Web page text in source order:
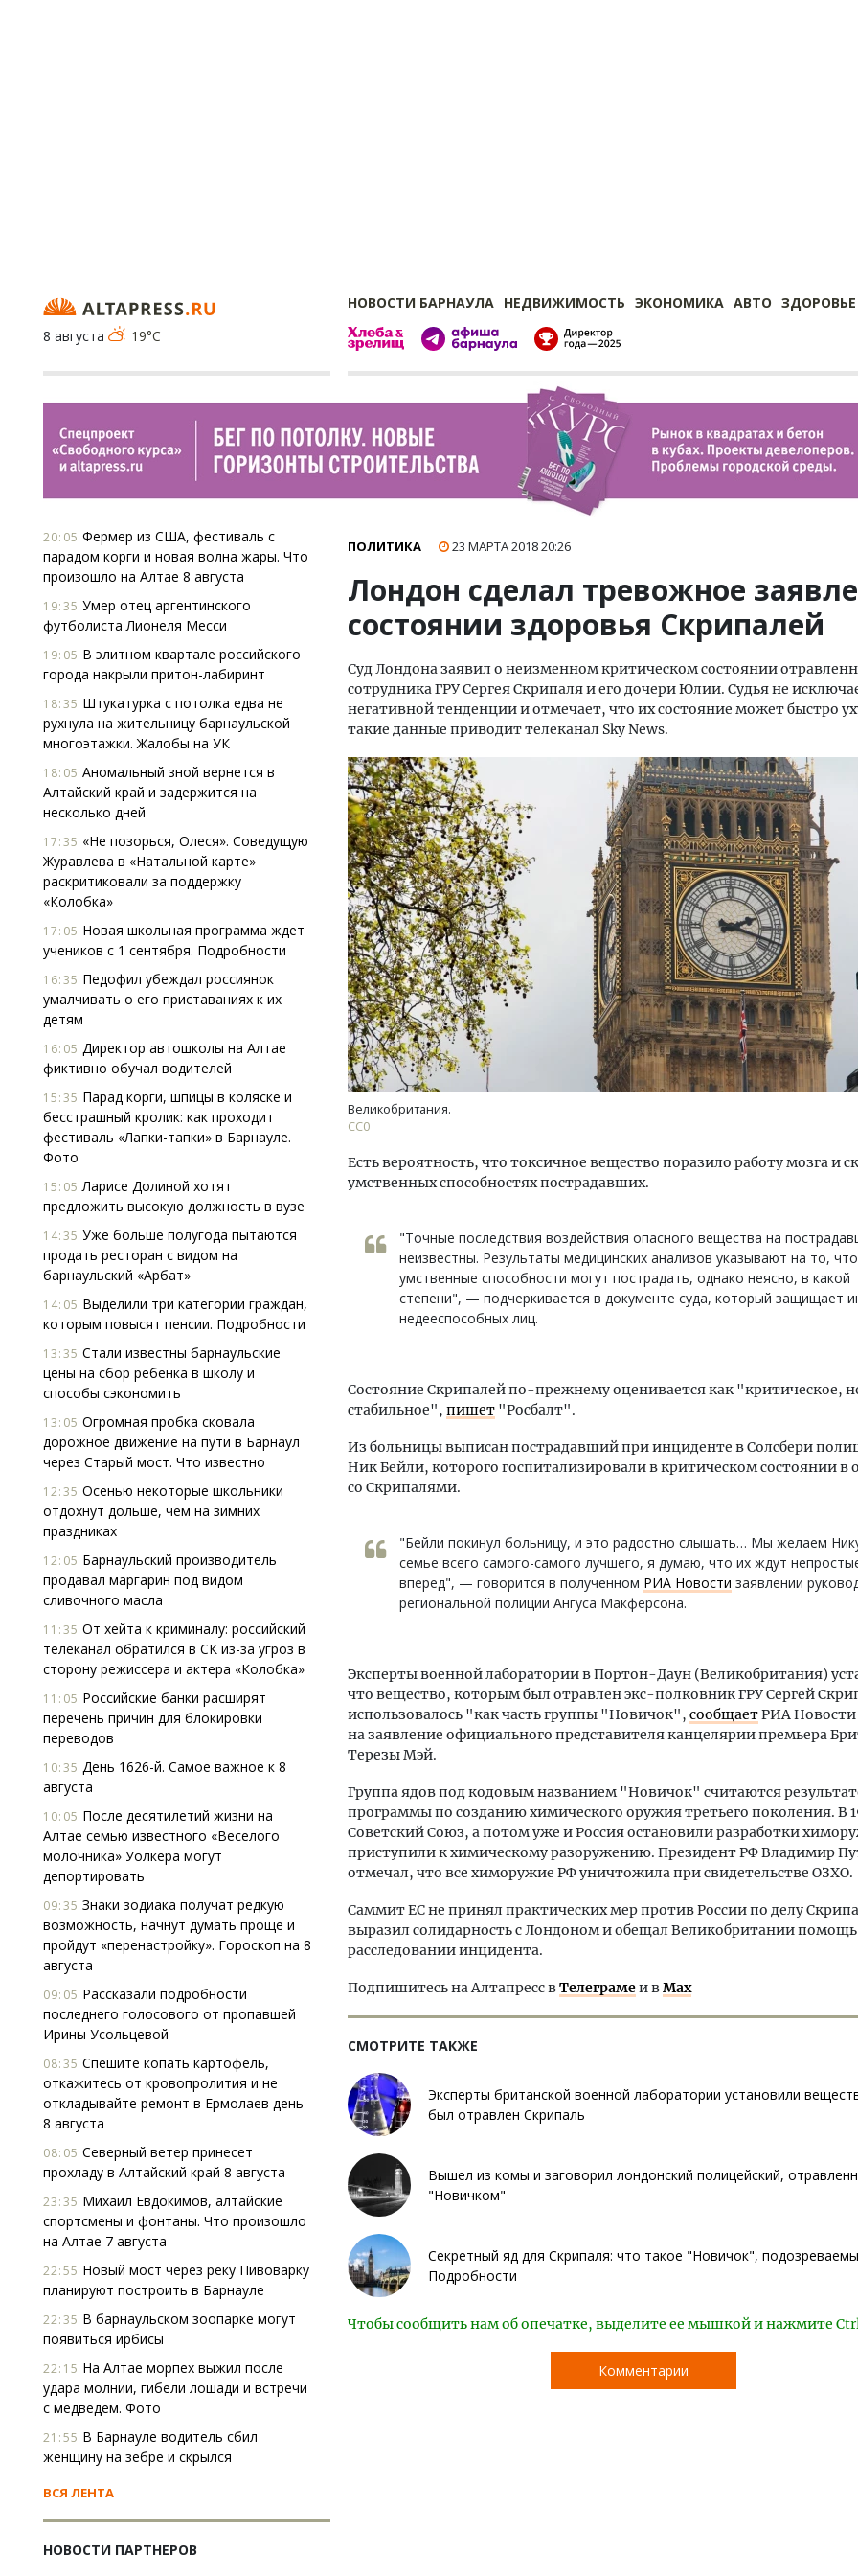
НОВОСТИ БАРНАУЛА НЕДВИЖИМОСТЬ ЭКОНОМИКА АВТО ЗДОРОВЬЕ
8 августа
19°C
20:05 Фермер из США, фестиваль с
парадом корги и новая волна жары. Что
произошло на Алтае 8 августа
19:35 Умер отец аргентинского
футболиста Лионеля Месси
19:05 В элитном квартале российского
города накрыли притон-лабиринт
18:35 Штукатурка с потолка едва не
рухнула на жительницу барнаульской
многоэтажки. Жалобы на УК
18:05 Аномальный зной вернется в
Алтайский край и задержится на
несколько дней
17:35 «Не позорься, Олеся». Соведущую
Журавлева в «Натальной карте»
раскритиковали за поддержку
«Колобка»
17:05 Новая школьная программа ждет
учеников с 1 сентября. Подробности
16:35 Педофил убеждал россиянок
умалчивать о его приставаниях к их
детям
16:05 Директор автошколы на Алтае
фиктивно обучал водителей
15:35 Парад корги, шпицы в коляске и
бесстрашный кролик: как проходит
фестиваль «Лапки-тапки» в Барнауле.
Фото
15:05 Ларисе Долиной хотят
предложить высокую должность в вузе
14:35 Уже больше полугода пытаются
продать ресторан с видом на
барнаульский «Арбат»
14:05 Выделили три категории граждан,
которым повысят пенсии. Подробности
13:35 Стали известны барнаульские
цены на сбор ребенка в школу и
способы сэкономить
13:05 Огромная пробка сковала
дорожное движение на пути в Барнаул
через Старый мост. Что известно
12:35 Осенью некоторые школьники
отдохнут дольше, чем на зимних
праздниках
12:05 Барнаульский производитель
продавал маргарин под видом
сливочного масла
11:35 От хейта к криминалу: российский
телеканал обратился в СК из-за угроз в
сторону режиссера и актера «Колобка»
11:05 Российские банки расширят
перечень причин для блокировки
переводов
10:35 День 1626-й. Самое важное к 8
августа
10:05 После десятилетий жизни на
Алтае семью известного «Веселого
молочника» Уолкера могут
депортировать
09:35 Знаки зодиака получат редкую
возможность, начнут думать проще и
пройдут «перенастройку». Гороскоп на 8
августа
09:05 Рассказали подробности
последнего голосового от пропавшей
Ирины Усольцевой
08:35 Спешите копать картофель,
откажитесь от кровопролития и не
откладывайте ремонт в Ермолаев день
8 августа
08:05 Северный ветер принесет
прохладу в Алтайский край 8 августа
23:35 Михаил Евдокимов, алтайские
спортсмены и фонтаны. Что произошло
на Алтае 7 августа
22:55 Новый мост через реку Пивоварку
планируют построить в Барнауле
22:35 В барнаульском зоопарке могут
появиться ирбисы
22:15 На Алтае морпех выжил после
удара молнии, гибели лошади и встречи
с медведем. Фото
21:55 В Барнауле водитель сбил
женщину на зебре и скрылся
ВСЯ ЛЕНТА
НОВОСТИ ПАРТНЕРОВ
ПОЛИТИКА 23 МАРТА 201820:26
Лондон сделал тревожное
состоянии здоровья Скрипалей
Суд Лондона заявил о неизменном критическом состоянии
сотрудника ГРУ Сергея Скрипаля и его дочери Юлии. Судья не
негативной тенденции и отмечает, что их состояние может быстро
такие данные приводит телеканал Sky News.
Великобритания.
СС0
Есть вероятность, что токсичное вещество поразило работу мозга и
умственных способностях пострадавших.
"Точные последствия воздействия опасного вещества на
неизвестны. Результаты медицинских анализов указывают на то,
умственные способности могут пострадать, однако неясно, в какой
степени", — подчеркивается в документе суда, который защищает
недееспособных лиц.
Состояние Скрипалей по-прежнему оценивается как "критическое,
стабильное", пишет "Росбалт".
Из больницы выписан пострадавший при инциденте в Солсбери
Ник Бейли, которого госпитализировали в критическом состоянии в
со Скрипалями.
"Бейли покинул больницу, и это радостно слышать… Мы желаем
семье всего самого-самого лучшего, я думаю, что их ждут
вперед", — говорится в полученном РИА Новости заявлении
региональной полиции Ангуса Макферсона.
Эксперты военной лаборатории в Портон-Даун (Великобритания)
что вещество, которым был отравлен экс-полковник ГРУ Сергей
использовалось "как часть группы "Новичок", сообщаетРИА Новости
на заявление официального представителя канцелярии премьера
Терезы Мэй.
Группа ядов под кодовым названием "Новичок" считаются
программы по созданию химического оружия третьего поколения. В
Советский Союз, а потом уже и Россия остановили разработки
приступили к химическому разоружению. Президент РФ Владимир
отмечал, что все химоружие РФ уничтожила при свидетельстве ОЗХО.
Саммит ЕС не принял практических мер против России по делу
выразил солидарность с Лондоном и обещал Великобритании
расследовании инцидента.
Подпишитесь на Алтапресс вТелеграмеи вMax
СМОТРИТЕ ТАКЖЕ
Эксперты британской военной лаборатории установили
был отравлен Скрипаль
Вышел из комы и заговорил лондонский полицейский,
"Новичком"
Секретный яд для Скрипаля: что такое "Новичок",
Подробности
Чтобы сообщить нам об опечатке, выделите ее мышкой и нажмите
Комментарии
Генеральный директор компании
ЗИАС — об эстетике городов,
трендах в фасадах и развитии рынка
СТРОИТЕЛЬСТВО
Ищем новые берега. Гендиректор
«Жилищной инициативы» Юрий
Гатилов — о том, как девелоперу
оставаться на плаву, когда рынок
Архитектурный код
земли. Мощение
плитами становится
стандартом